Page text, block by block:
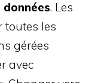
. Les
toutes les
gérées
avec